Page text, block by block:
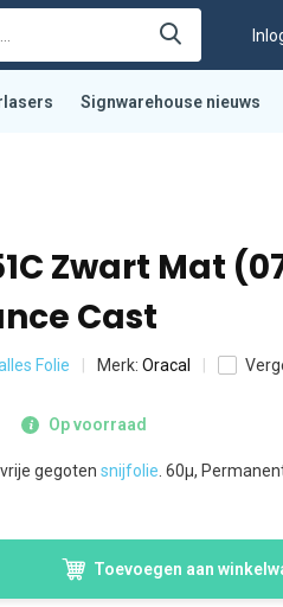
Signwarehouse nieuws
Zwart Mat
Cast
Folie Merk:Oracal
Op voorraad
gegotensnijfolie . 60µ,
Toevoegen aan